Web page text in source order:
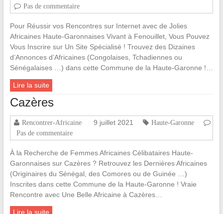
Pas de commentaire
Pour Réussir vos Rencontres sur Internet avec de Jolies
Africaines Haute-Garonnaises Vivant à Fenouillet, Vous Pouvez
Vous Inscrire sur Un Site Spécialisé ! Trouvez des Dizaines
d’Annonces d’Africaines (Congolaises, Tchadiennes ou
Sénégalaises …) dans cette Commune de la Haute-Garonne !…
Lire la suite
Cazères
Rencontrer-Africaine 9 juillet 2021
Haute-Garonne
Pas de commentaire
À la Recherche de Femmes Africaines Célibataires Haute-
Garonnaises sur Cazères ? Retrouvez les Dernières Africaines
(Originaires du Sénégal, des Comores ou de Guinée …)
Inscrites dans cette Commune de la Haute-Garonne ! Vraie
Rencontre avec Une Belle Africaine à Cazères…
Lire la suite